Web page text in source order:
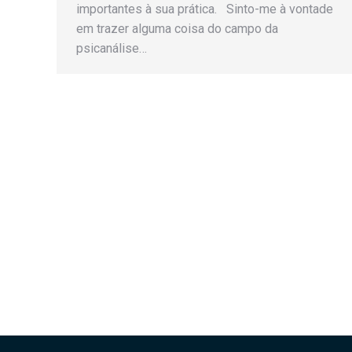
importantes à sua prática. Sinto-me à vontade
em trazer alguma coisa do campo da
psicanálise…